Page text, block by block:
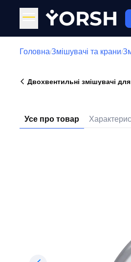
YORSH
Головна/Змішувачі та крани/
Двохвентильні змішувачі для
Усе про товар